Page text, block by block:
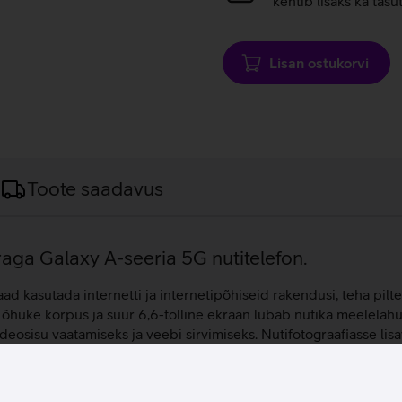
Lisan ostukorvi
Toote saadavus
Galaxy A-seeria 5G nutitelefon.
kasutada internetti ja internetipõhiseid rakendusi, teha
korpus ja suur 6,6-tolline ekraan lubab nutika
vaatamiseks ja veebi sirvimiseks. Nutifotograafiasse
kuni 1 TB ulatuses seda mälukaardi abil suurendada
peaks.